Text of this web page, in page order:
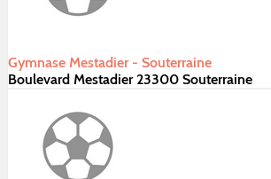
Gymnase Mestadier - Souterraine
Boulevard Mestadier 23300 Souterraine